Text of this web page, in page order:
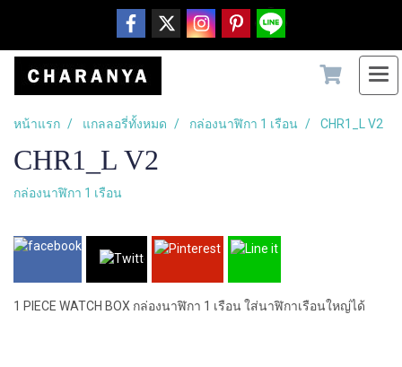
หน้าแรก แกลลอรี่ทั้งหมด กล่องนาฬิกา 1 เรือน CHR1_L V2
CHR1_L V2
กล่องนาฬิกา 1 เรือน
1 PIECE WATCH BOX กล่องนาฬิกา 1 เรือน ใส่นาฬิกาเรือนใหญ่ได้